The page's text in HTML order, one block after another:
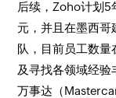
后续，Zoho计划5
元，并且在墨西哥
队，目前员工数
及寻找各领域经验
万事达（